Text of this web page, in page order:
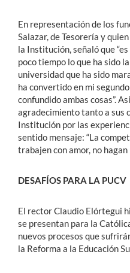
En representación de los
Salazar, de Tesorería y
la Institución, señaló que
poco tiempo lo que ha sido
universidad que ha sido
ha convertido en mi
confundido ambas cosas”.
agradecimiento tanto a sus
Institución por las
sentido mensaje: “La
trabajen con amor, no
DESAFÍOS PARA LA PUCV
El rector Claudio Elórtegui
se presentan para la
nuevos procesos que
la Reforma a la Educación